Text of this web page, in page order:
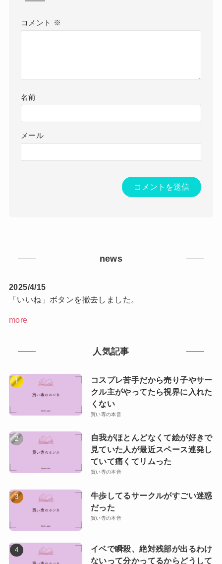
コメント ※
名前
メール
news
2025/4/15
「いいね」ボタンを撤去しました。
more
人気記事
コスプレ苦手だから売り子やサー
クル主がやってたら視界に入れた
くない
買い専の本音
自我がほとんどなくて絵が好きで
見ていた人が最近スペース連発し
ていて痛くてリムった
買い専の本音
牛歩してるサークルがすごい迷惑
だった
買い専の本音
イベで瞬殺、絶対残部が出るわけ
ないって分かってるからどうして